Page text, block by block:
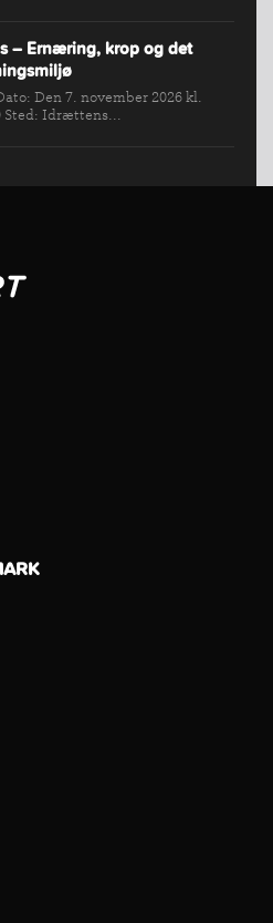
– Ernæring, krop og det
Den 7. november 2026 kl.
Sted: Idrættens...